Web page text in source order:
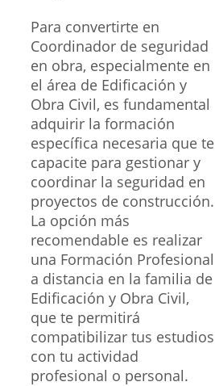
Para convertirte en
Coordinador de seguridad
en obra, especialmente en
el área de Edificación y
Obra Civil, es fundamental
adquirir la formación
específica necesaria que te
capacite para gestionar y
coordinar la seguridad en
proyectos de construcción.
La opción más
recomendable es realizar
una Formación Profesional
a distancia en la familia de
Edificación y Obra Civil,
que te permitirá
compatibilizar tus estudios
con tu actividad
profesional o personal.